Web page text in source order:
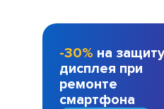
-30% на защиту
дисплея при
ремонте
смартфона